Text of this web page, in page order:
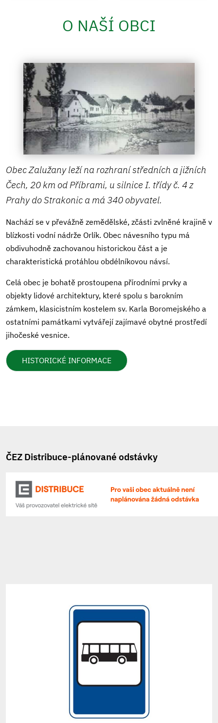
O NAŠÍ OBCI
Obec Zalužany leží na rozhraní středních a jižních
Čech, 20 km od Příbrami, u silnice I. třídy č. 4 z
Prahy do Strakonic a má 340 obyvatel.
Nachází se v převážně zemědělské, zčásti zvlněné krajině v
blízkosti vodní nádrže Orlík. Obec návesního typu má
obdivuhodně zachovanou historickou část a je
charakteristická protáhlou obdélníkovou návsí.
Celá obec je bohatě prostoupena přírodními prvky a
objekty lidové architektury, které spolu s barokním
zámkem, klasicistním kostelem sv. Karla Boromejského a
ostatními památkami vytvářejí zajímavé obytné prostředí
jihočeské vesnice.
HISTORICKÉ INFORMACE
ČEZ Distribuce-plánované odstávky